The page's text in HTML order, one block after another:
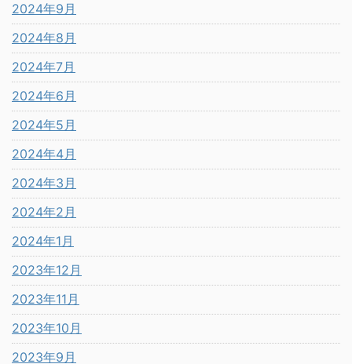
2024年9月
2024年8月
2024年7月
2024年6月
2024年5月
2024年4月
2024年3月
2024年2月
2024年1月
2023年12月
2023年11月
2023年10月
2023年9月